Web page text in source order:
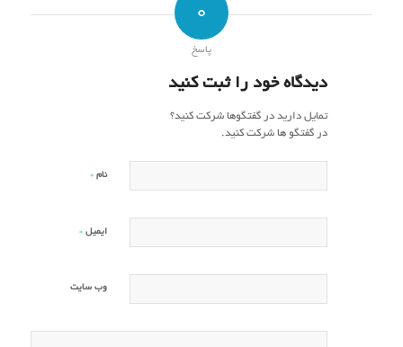
0
پاسخ
دیدگاه خود را ثبت کنید
تمایل دارید در گفتگوها شرکت کنید؟
در گفتگو ها شرکت کنید.
نام *
ایمیل *
وب‌ سایت